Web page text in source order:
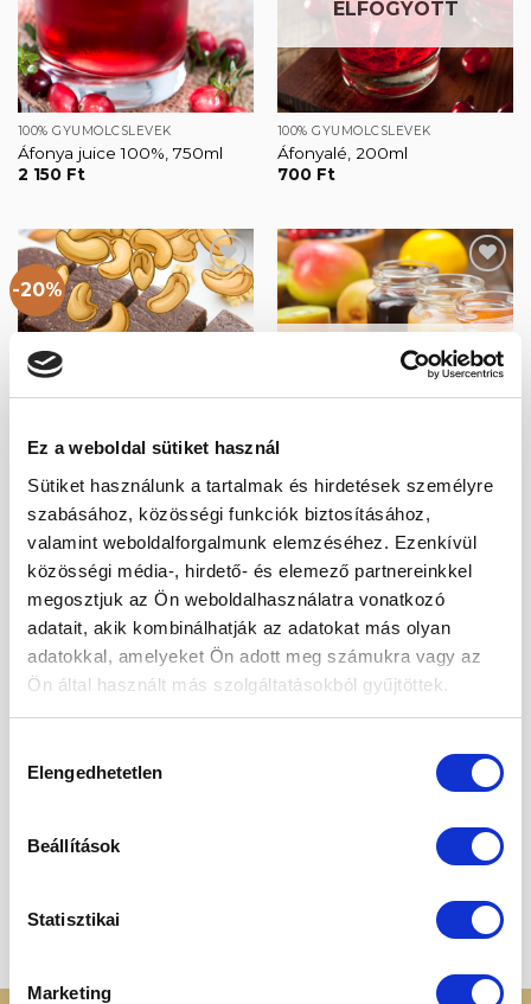
Ez a weboldal sütiket használ
Sütiket használunk a tartalmak és hirdetések személyre
szabásához, közösségi funkciók biztosításához,
valamint weboldalforgalmunk elemzéséhez. Ezenkívül
közösségi média-, hirdető- és elemező partnereinkkel
megosztjuk az Ön weboldalhasználatra vonatkozó
adatait, akik kombinálhatják az adatokat más olyan
adatokkal, amelyeket Ön adott meg számukra vagy az
Ön által használt más szolgáltatásokból gyűjtöttek.
kiválasztása
Elengedhetetlen
Beállítások
Statisztikai
Marketing
100% GYÜMÖLCSLEVEK
Áfonya juice 100%, 750ml
2 150 Ft
ELFOGYOTT
100% GYÜMÖLCSLEVEK
Áfonyalé, 200ml
700 Ft
-20%
Kedvencekhez
EGÉSZSÉGES SNACKEK
Áfonyás, kesudiós
datolyaszelet 40g
650Ft Original
price
was:
650 Ft.
520FtCurrent
price
is:
520 Ft.
Kedvencekhez
ELFOGYOTT
CSALÁDI CSOMAGOK
Gyümölcslé csomag
4 815Ft
CSALÁDI CSOMAGOK